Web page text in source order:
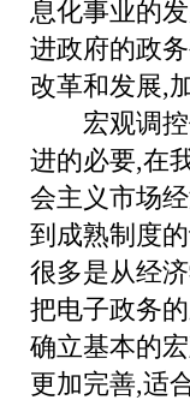
息化事业的
进政府的政
改革和发展,
宏观调控
进的必要,在
会主义市场
到成熟制度
很多是从经
把电子政务
确立基本的
更加完善,适